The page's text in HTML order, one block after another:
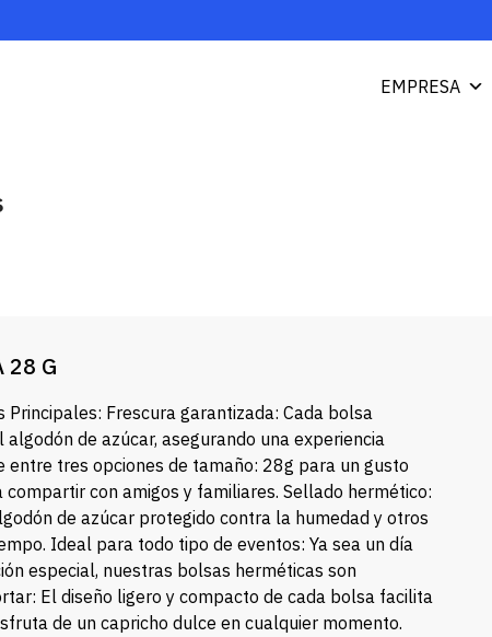
EMPRESA
28 G
Frescura garantizada: Cada bolsa
de azúcar, asegurando una experiencia
entre tres opciones de tamaño: 28g para un gusto
con amigos y familiares. Sellado hermético:
de azúcar protegido contra la humedad y otros
Ideal para todo tipo de eventos: Ya sea un día
especial, nuestras bolsas herméticas son
El diseño ligero y compacto de cada bolsa facilita
de un capricho dulce en cualquier momento.